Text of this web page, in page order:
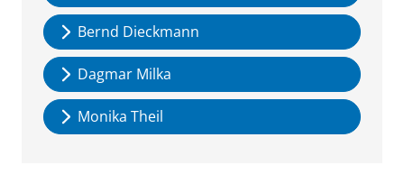
Bernd Dieckmann
Dagmar Milka
Monika Theil